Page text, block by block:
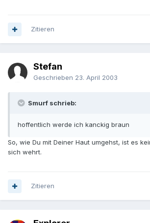
Zitieren
Stefan
Geschrieben 23. April 2003
Smurf schrieb:
hoffentlich werde ich kanckig braun
So, wie Du mit Deiner Haut umgehst, ist es
sich wehrt.
Zitieren